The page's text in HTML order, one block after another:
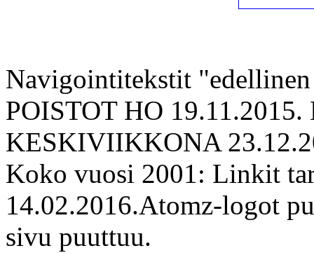
Navigointitekstit
POISTOT HO
KESKIVIIKKONA
Koko vuosi 2001: Linkit
14.02.2016.Atomz-logot
sivu puuttuu.